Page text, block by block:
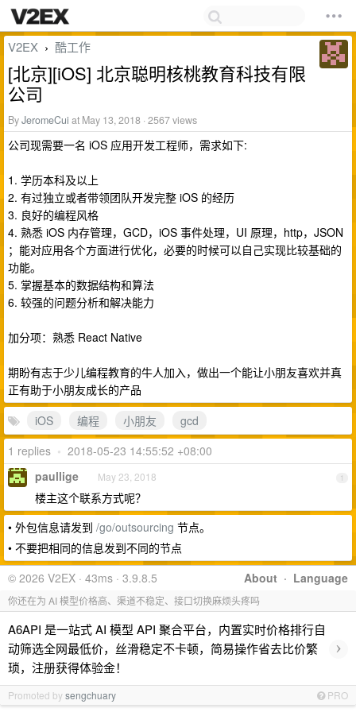
V2EX › 酷工作
[北京][iOS] 北京聪明核桃教育科技有限
公司
ByJeromeCui at May 13, 2018 · 2567 views
公司现需要一名 iOS 应用开发工程师，需求如下:
1. 学历本科及以上
2. 有过独立或者带领团队开发完整 iOS 的经历
3. 良好的编程风格
4. 熟悉 iOS 内存管理，GCD，iOS 事件处理，UI 原理，http，JSON
；能对应用各个方面进行优化，必要的时候可以自己实现比较基础的
功能。
5. 掌握基本的数据结构和算法
6. 较强的问题分析和解决能力
加分项：熟悉 React Native
期盼有志于少儿编程教育的牛人加入，做出一个能让小朋友喜欢并真
正有助于小朋友成长的产品
iOS
编程 小朋友
gcd
1 replies • 2018-05-23 14:55:52 +08:00
1
paullige May 23, 2018
楼主这个联系方式呢？
• 外包信息请发到 /go/outsourcing 节点。
• 不要把相同的信息发到不同的节点
About · Language
© 2026 V2EX · 43ms · 3.9.8.5
你还在为 AI 模型价格高、渠道不稳定、接口切换麻烦头疼吗
A6API 是一站式 AI 模型 API 聚合平台，内置实时价格排行自
动筛选全网最低价，丝滑稳定不卡顿，简易操作省去比价繁
琐，注册获得体验金！
›
Promoted bysengchuary PRO